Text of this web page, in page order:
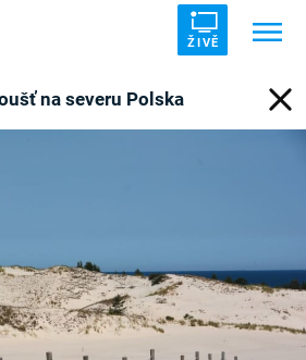
ŽIVĚ
DRUHÁ SVĚTOVÁ VÁLKA
na severu Polska